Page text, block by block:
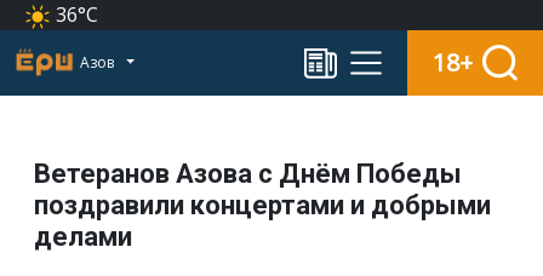
36°C
Азов 18+
Ветеранов Азова с Днём Победы
поздравили концертами и добрыми
делами